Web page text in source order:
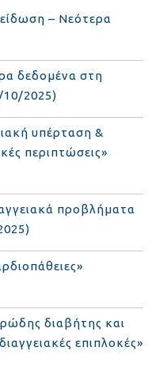
– Νεότερα
δεδομένα στη
10/2025)
υπέρταση &
περιπτώσεις»
προβλήματα
διαβήτης και
επιπλοκές»